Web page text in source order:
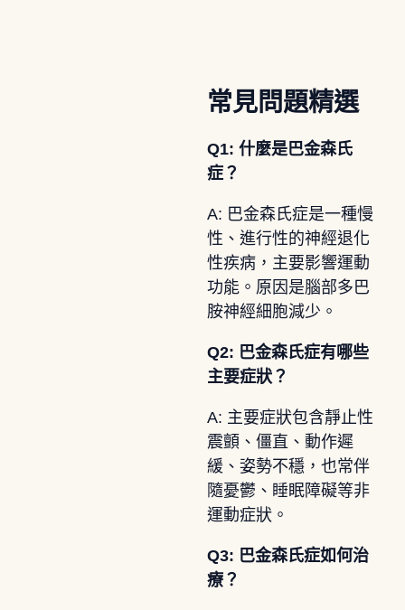
常見問題精選
Q1: 什麼是巴金森氏
症？
A: 巴金森氏症是一種慢
性、進行性的神經退化
性疾病，主要影響運動
功能。原因是腦部多巴
胺神經細胞減少。
Q2: 巴金森氏症有哪些
主要症狀？
A: 主要症狀包含靜止性
震顫、僵直、動作遲
緩、姿勢不穩，也常伴
隨憂鬱、睡眠障礙等非
運動症狀。
Q3: 巴金森氏症如何治
療？